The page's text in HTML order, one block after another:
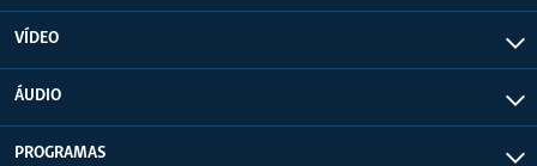
VÍDEO
ÁUDIO
PROGRAMAS